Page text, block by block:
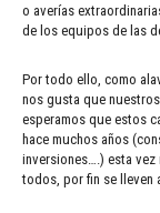
o averías
de los equipos de las
Por todo ello, como
nos gusta que
esperamos que estos
hace muchos años
inversiones….) esta
todos, por fin se lleven